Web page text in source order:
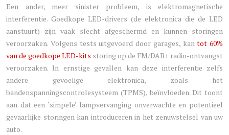
Een ander, meer sinister probleem, is elektromagnetische
interferentie. Goedkope LED-drivers (de elektronica die de LED
aanstuurt) zijn vaak slecht afgeschermd en kunnen storingen
veroorzaken. Volgens tests uitgevoerd door garages, kantot 60%
van de goedkope LED-kits storing op de FM/DAB+ radio-ontvangst
veroorzaken. In ernstige gevallen kan deze interferentie zelfs
andere gevoelige elektronica, zoals het
bandenspanningscontrolesysteem (TPMS), beïnvloeden. Dit toont
aan dat een ‘simpele’ lampvervanging onverwachte en potentieel
gevaarlijke storingen kan introduceren in het zenuwstelsel van uw
auto.